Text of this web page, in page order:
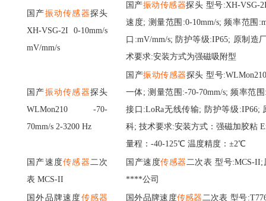
国产振动传感器探头
XH-VSG-2I 0-10mm/s
mV/mm/s
国产振动传感器探头 型号:XH-VSG-
速度; 测量范围:0-10mm/s; 频率范围
口:mV/mm/s; 防护等级:IP65; 原制
术要求:安装方式为强磁吸附型
国产振动传感器探头
WLMon210 -70-
70mm/s 2-3200 Hz
国产振动传感器探头 型号
一体; 测量范围:-70-70mm/s; 频率范
接口:LoRa无线传输; 防护等级:IP66;
科; 技术要求:安装方式：强磁加胶粘
量程：-40-125℃ 温度精度：±2℃
国产速度传感器二次
表 MCS-II
国产速度传感器二次表 型号:MCS-
****公司
国外品牌速度传感器
国外品牌速度传感器二次表 型号